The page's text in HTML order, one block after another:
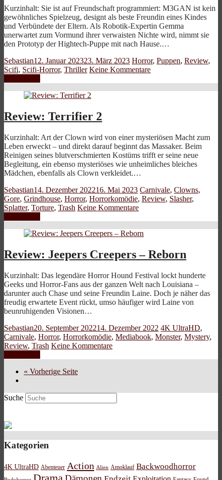
Kurzinhalt: Sie ist auf Freundschaft programmiert: M3GAN ist kein
gewöhnliches Spielzeug, designt als beste Freundin eines Kindes
und Verbündete der Eltern. Als Robotik-Expertin Gemma
unerwartet zum Vormund ihrer verwaisten Nichte wird, nimmt sie
den Prototyp der Hightech-Puppe mit nach Hause.…
Sebastian12. Januar 202323. März 2023 Horror, Puppen, Review,
Scifi, Scifi-Horror, Thriller Keine Kommentare
Review: Terrifier 2
Kurzinhalt: Art der Clown wird von einer mysteriösen Macht zum
Leben erweckt – und direkt darauf beginnt das Massaker. Beim
Reinigen seines blutverschmierten Kostüms trifft er seine neue
Begleitung, ein ebenso mysteriöses wie unheimliches bleiches
Mädchen, ebenfalls als Clown verkleidet.…
Sebastian14. Dezember 202216. Mai 2023 Carnivale, Clowns,
Gore, Grindhouse, Horror, Horrorkomödie, Review, Slasher,
Splatter, Torture, Trash Keine Kommentare
Review: Jeepers Creepers – Reborn
Kurzinhalt: Das legendäre Horror Hound Festival lockt hunderte
Geeks und Horror-Fans aus der ganzen Welt nach Louisiana –
darunter auch Chase und seine Freundin Laine. Doch je näher das
freudig erwartete Event rückt, umso häufiger wird Laine von
beunruhigenden Visionen…
Sebastian20. September 202214. Dezember 2022 4K UltraHD,
Carnivale, Horror, Horrorkomödie, Mediabook, Monster, Mystery,
Review, Trash Keine Kommentare
« Vorherige Seite
Suche
Kategorien
4K UltraHD Abenteuer Action Alien Amoklauf Backwoodhorror